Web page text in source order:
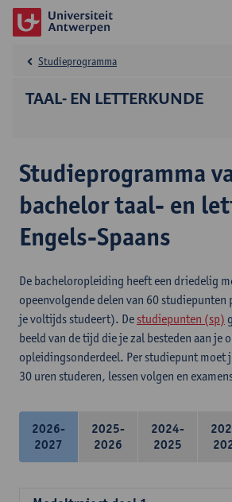
TAAL- EN LETTERKUNDE
Studieprogramma
Studieprogramma
bachelor taal- en
Engels-Spaans
De bacheloropleiding heeft een driedelig
opeenvolgende delen van 60 studiepunten
je voltijds studeert). De studiepunten (sp)
beeld van de tijd die je zal besteden aan je
opleidingsonderdeel. Per studiepunt moet
30 uren studeren, lessen volgen en
2026-
2027
2025-
2026
2024-
2025